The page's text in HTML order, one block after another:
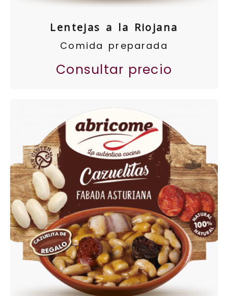
Lentejas a la Riojana
Comida preparada
Consultar precio